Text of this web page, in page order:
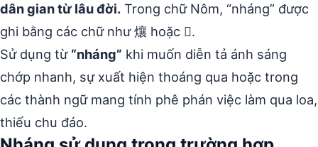
dân gian từ lâu đời. Trong chữ Nôm, “nháng” được
ghi bằng các chữ như 爙 hoặc 𤌅.
Sử dụng từ “nháng” khi muốn diễn tả ánh sáng
chớp nhanh, sự xuất hiện thoáng qua hoặc trong
các thành ngữ mang tính phê phán việc làm qua loa,
thiếu chu đáo.